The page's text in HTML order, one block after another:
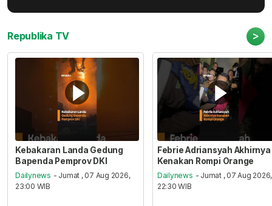
Republika TV >
Kebakaran Landa Gedung
Bapenda Pemprov DKI
Dailynews - Jumat , 07 Aug 2026,
23:00 WIB
Febrie Adriansyah Akhirnya
Kenakan Rompi Orange
Dailynews - Jumat , 07 Aug 2026,
22:30 WIB